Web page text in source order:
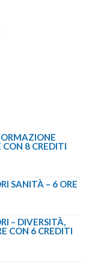
CON 8 CREDITI
SANITÀ – 6 ORE
– DIVERSITÀ,
CON 6 CREDITI